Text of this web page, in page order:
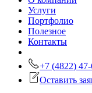
Услуги
Портфолио
Полезное
Контакты
+7 (4822) 47-
Оставить